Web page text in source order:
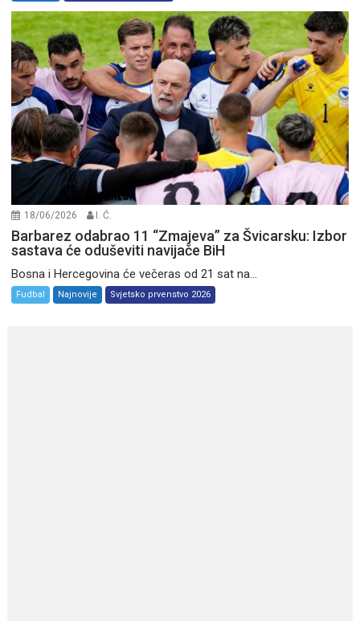
18/06/2026 I. Ć.
Barbarez odabrao 11 “Zmajeva” za Švicarsku: Izbor
sastava će oduševiti navijače BiH
Bosna i Hercegovina će večeras od 21 sat na...
Fudbal Najnovije Svjetsko prvenstvo 2026